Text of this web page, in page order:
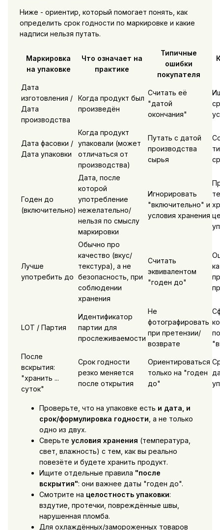
Ниже - ориентир, который помогает понять, как
определить срок годности по маркировке и какие
надписи нельзя путать.
Маркировка
на упаковке
Что означает на
практике
Типичные
ошибки
покупателя
Дата
изготовления /
Дата
производства
Когда продукт был
произведён
Считать её
"датой
окончания"
Дата фасовки /
Дата упаковки
Когда продукт
упаковали (может
отличаться от
производства)
Путать с датой
производства
сырья
Годен до
(включительно)
Дата, после
которой
употребление
нежелательно/
нельзя по смыслу
маркировки
Игнорировать
"включительно" и
условия хранения
Лучше
употребить до
Обычно про
качество (вкус/
текстура), а не
безопасность, при
соблюдении
хранения
Считать
эквивалентом
"годен до"
LOT / Партия
Идентификатор
партии для
прослеживаемости
Не
фотографировать
при претензии/
возврате
После
вскрытия:
"хранить ...
суток"
Срок годности
резко меняется
после открытия
Ориентироваться
только на "годен
до"
Проверьте, что на упаковке есть и дата, и
срок/формулировка годности, а не только
одно из двух.
Сверьте условия хранения (температура,
свет, влажность) с тем, как вы реально
повезёте и будете хранить продукт.
Ищите отдельные правила "после
вскрытия": они важнее даты "годен до".
Смотрите на целостность упаковки:
вздутие, протечки, повреждённые швы,
нарушенная пломба.
Для охлаждённых/замороженных товаров